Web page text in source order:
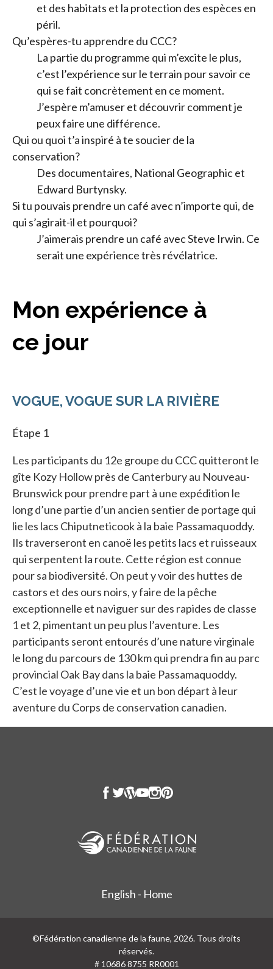
et des habitats et la protection des espèces en
péril.
Qu’espères-tu apprendre du CCC?
La partie du programme qui m’excite le plus,
c’est l’expérience sur le terrain pour savoir ce
qui se fait concrètement en ce moment.
J’espère m’amuser et découvrir comment je
peux faire une différence.
Qui ou quoi t’a inspiré à te soucier de la
conservation?
Des documentaires, National Geographic et
Edward Burtynsky.
Si tu pouvais prendre un café avec n’importe qui, de
qui s’agirait-il et pourquoi?
J’aimerais prendre un café avec Steve Irwin. Ce
serait une expérience très révélatrice.
Mon expérience à
ce jour
VOGUE, VOGUE SUR LA RIVIÈRE
Étape 1
Les participants du 12e groupe du CCC quitteront le
gîte Kozy Hollow près de Canterbury au Nouveau-
Brunswick pour prendre part à une expédition le
long d’une partie d’un ancien sentier de portage qui
lie les lacs Chiputneticook à la baie Passamaquoddy.
Ils traverseront en canoë les petits lacs et ruisseaux
qui serpentent la route. Cette région est connue
pour sa biodiversité. On peut y voir des huttes de
castors et des ours noirs, y faire de la pêche
exceptionnelle et naviguer sur des rapides de classe
1 et 2, pimentant un peu plus l’aventure. Les
participants seront entourés d’une nature virginale
le long du parcours de 130 km qui prendra fin au parc
provincial Oak Bay dans la baie Passamaquoddy.
C’est le voyage d’une vie et un bon départ à leur
aventure du Corps de conservation canadien.
English - Home
©Fédération canadienne de la faune, 2026. Tous droits
réservés.
# 10686 8755 RR0001